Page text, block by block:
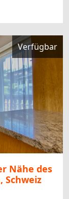
Verfügbar
Nähe des
Schweiz